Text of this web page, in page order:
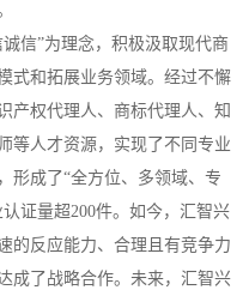
信”为理念，积极汲取现代商
式和拓展业务领域。经过不懈
产权代理人、商标代理人、知
等人才资源，实现了不同专业
形成了“全方位、多领域、专
证量超200件。如今，汇智兴
的反应能力、合理且有竞争力
成了战略合作。未来，汇智兴